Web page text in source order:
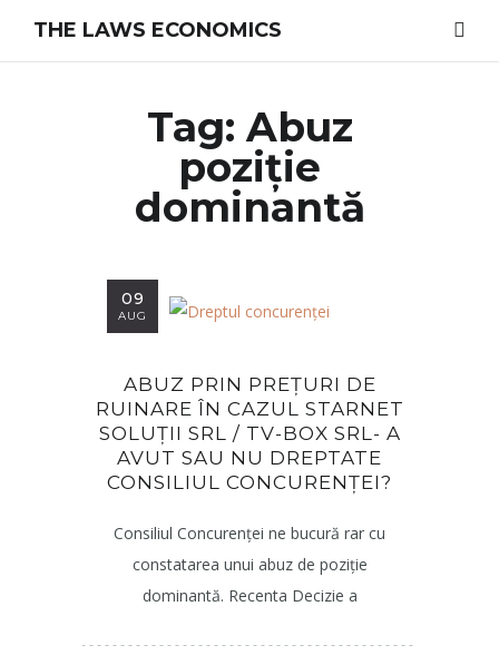
THE LAWS ECONOMICS
Tag: Abuz
poziție
dominantă
09
AUG
ABUZ PRIN PREȚURI DE
RUINARE ÎN CAZUL STARNET
SOLUȚII SRL / TV-BOX SRL- A
AVUT SAU NU DREPTATE
CONSILIUL CONCURENȚEI?
Consiliul Concurenței ne bucură rar cu
constatarea unui abuz de poziție
dominantă. Recenta Decizie a